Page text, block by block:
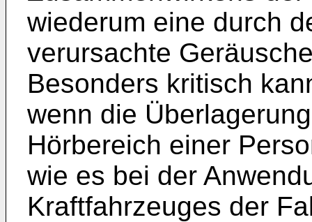
wiederum eine durch
verursachte
Besonders kritisch
wenn die
Hörbereich einer
wie es bei der
Kraftfahrzeuges der